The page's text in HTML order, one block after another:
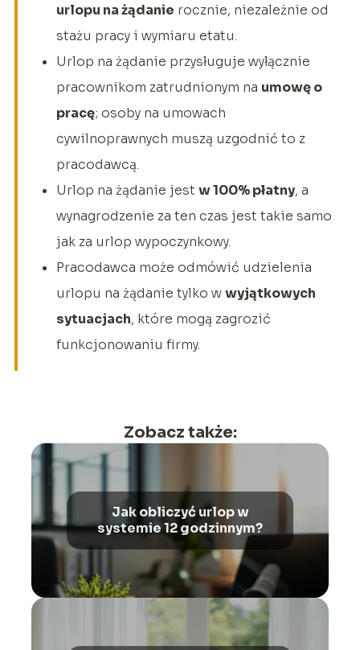
urlopu na żądanie rocznie, niezależnie od
stażu pracy i wymiaru etatu.
Urlop na żądanie przysługuje wyłącznie
pracownikom zatrudnionym na umowę o
pracę; osoby na umowach
cywilnoprawnych muszą uzgodnić to z
pracodawcą.
Urlop na żądanie jest w 100% płatny, a
wynagrodzenie za ten czas jest takie samo
jak za urlop wypoczynkowy.
Pracodawca może odmówić udzielenia
urlopu na żądanie tylko wwyjątkowych
sytuacjach, które mogą zagrozić
funkcjonowaniu firmy.
Zobacz także:
Jak obliczyć urlop w
systemie 12 godzinnym?